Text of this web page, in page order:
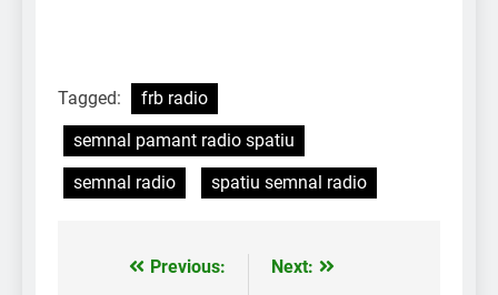
Tagged:
frb radio
semnal pamant radio spatiu
semnal radio
spatiu semnal radio
NavigarePrevious:
Next: